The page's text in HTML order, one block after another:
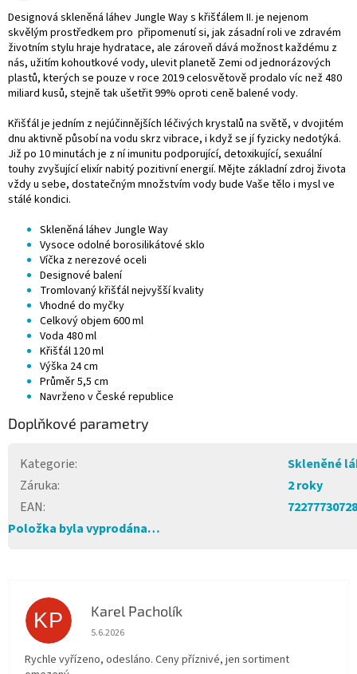
Designová skleněná láhev Jungle Way s křišťálem II. je nejenom
skvělým prostředkem pro připomenutí si, jak zásadní roli ve zdravém
životním stylu hraje hydratace, ale zároveň dává možnost každému z
nás, užitím kohoutkové vody, ulevit planetě Zemi od jednorázových
plastů, kterých se pouze v roce 2019 celosvětově prodalo víc než 480
miliard kusů, stejně tak ušetřit 99% oproti ceně balené vody.
Křišťál je jedním z nejúčinnějších léčivých krystalů na světě, v dvojitém
dnu aktivně působí na vodu skrz vibrace, i když se jí fyzicky nedotýká.
Již po 10 minutách je z níimunitu podporující, detoxikující, sexuální
touhy zvyšující elixír nabitý pozitivní energií. Mějte základní zdroj života
vždy u sebe, dostatečným množstvím vody bude Vaše tělo i mysl ve
stálé kondici.
Skleněná láhev Jungle Way
Vysoce odolné borosilikátové sklo
Víčka z nerezové oceli
Designové balení
Tromlovaný křišťál nejvyšší kvality
Vhodné do myčky
Celkový objem 600 ml
Voda 480 ml
Křišťál 120 ml
Výška 24 cm
Průměr 5,5 cm
Navrženo v České republice
Doplňkové parametry
Kategorie:
Skleněné
Záruka:
2 roky
EAN:
Položka byla vyprodána…
KP Karel Pacholík
Hodnocení obchodu je 4 z 5 hvězdiček.
5.6.2026
Rychle vyřízeno, odesláno. Ceny příznivé, jen sortiment